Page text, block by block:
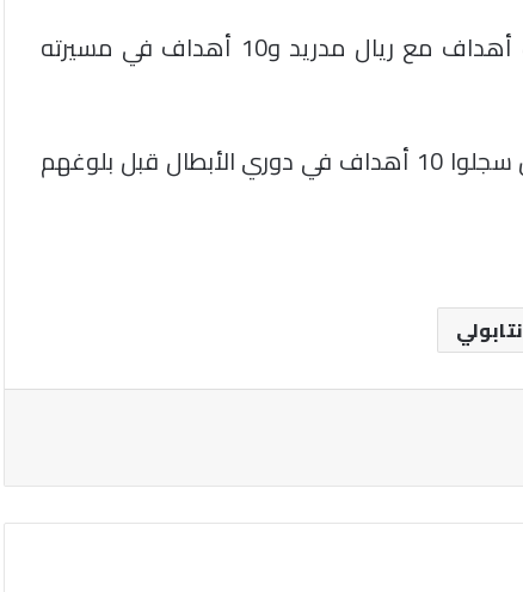
ورفع رصيده من الأهداف في دوري الأبطال إلى 4 أهداف مع ريال مدريد و10 أهداف في مسيرته
ليضمن انضمامه إلى قائمة قليلة من اللاعبين الذين سجلوا 10 أهداف في دوري الأبطال قبل بلوغهم
نتابولي